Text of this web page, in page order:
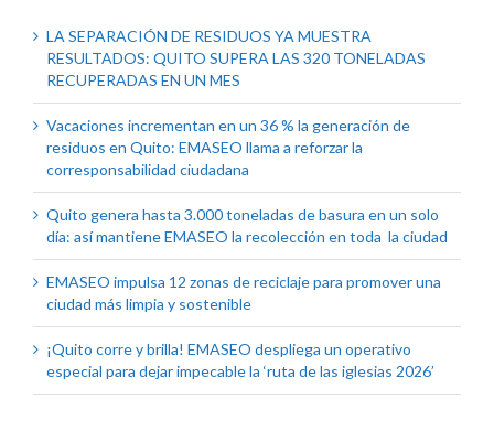
LA SEPARACIÓN DE RESIDUOS YA MUESTRA
RESULTADOS: QUITO SUPERA LAS 320 TONELADAS
RECUPERADAS EN UN MES
Vacaciones incrementan en un 36 % la generación de
residuos en Quito: EMASEO llama a reforzar la
corresponsabilidad ciudadana
Quito genera hasta 3.000 toneladas de basura en un solo
día: así mantiene EMASEO la recolección en toda la ciudad
EMASEO impulsa 12 zonas de reciclaje para promover una
ciudad más limpia y sostenible
¡Quito corre y brilla! EMASEO despliega un operativo
especial para dejar impecable la ‘ruta de las iglesias 2026’